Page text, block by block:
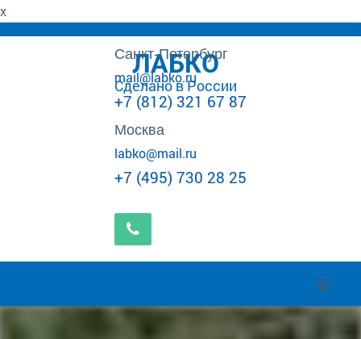
x
ЛАБКО
Сделано в России
Санкт-Петербург
mail@labko.ru
+7 (812) 321 67 87
Москва
labko@mail.ru
+7 (495) 730 28 25